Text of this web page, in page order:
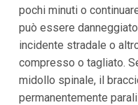
pochi minuti o
può essere
incidente stradale o
compresso o tagliato.
midollo spinale, il
permanentemente